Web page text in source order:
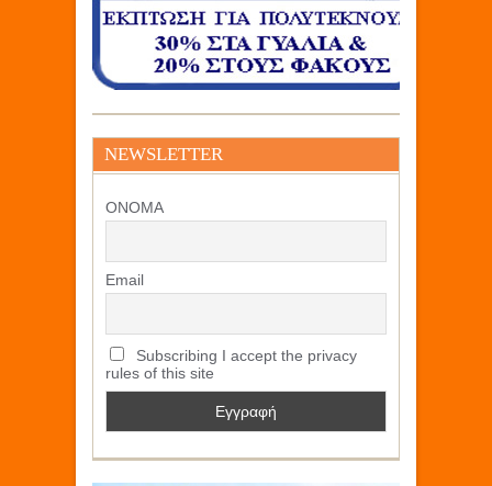
NEWSLETTER
ΟΝΟΜΑ
Email
Subscribing I accept the privacy
rules of this site